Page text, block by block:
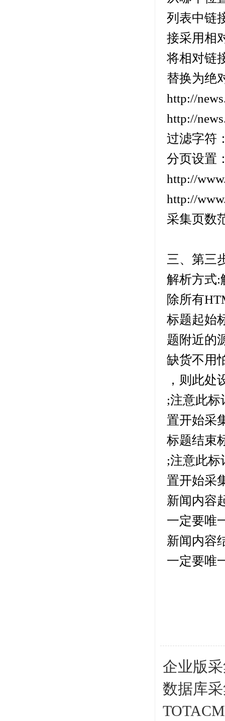
列表中链
接采用相
将相对链
替换为绝
http://
http://
过滤字符
分页设置
http://
http://
采集页数
三、第三
解析方式:
除所有
标题起始
题附近的
缺货不用
，则此处
;注意此标
置开始采
标题结束
;注意此标
置开始采
新闻内容
一定要唯
新闻内容
一定要唯
企业版
数据库